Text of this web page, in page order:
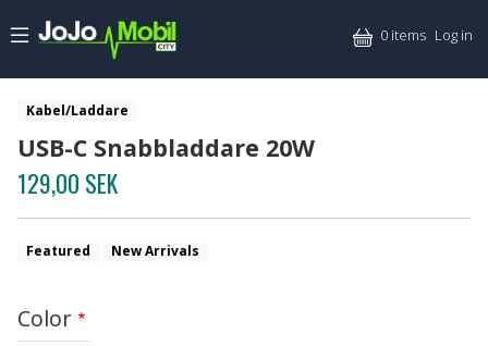
0 items Log in
Kabel/Laddare
USB-C Snabbladdare 20W
129,00 SEK
Featured New Arrivals
Color